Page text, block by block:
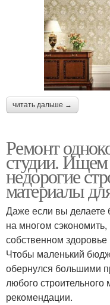
читать дальше →
Ремонт
студии.
недорогие
материалы
Даже если вы делаете
на многом
собственном здоровье
Чтобы маленький
обернулся большими
любого
рекомендации.